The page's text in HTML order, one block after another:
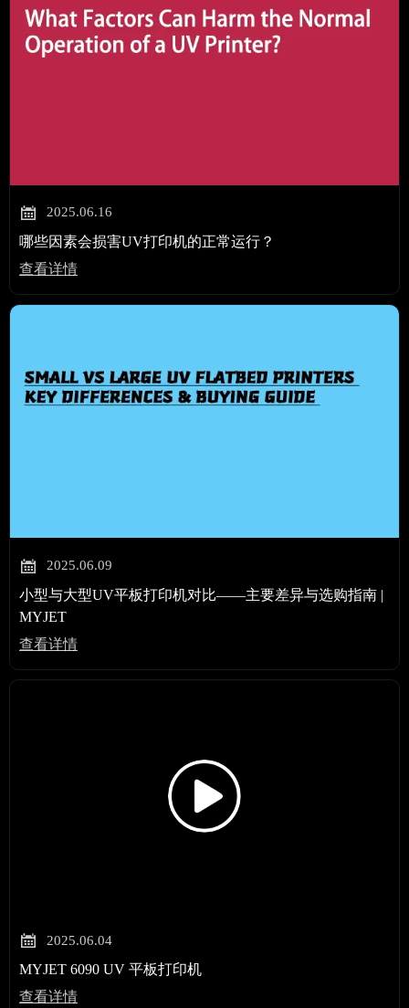
 2025.06.16
哪些因素会损害UV打印机的正常运行？
查看详情
 2025.06.09
小型与大型UV平板打印机对比——主要差异与选购指南 |
MYJET
查看详情
 2025.06.04
MYJET 6090 UV 平板打印机
查看详情